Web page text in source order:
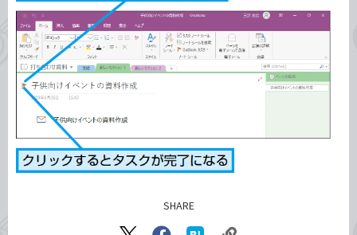
SHARE